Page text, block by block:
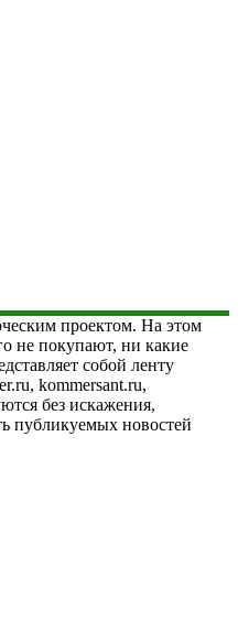
проектом. На этом
не покупают, ни какие
собой ленту
kommersant.ru,
без искажения,
публикуемых новостей